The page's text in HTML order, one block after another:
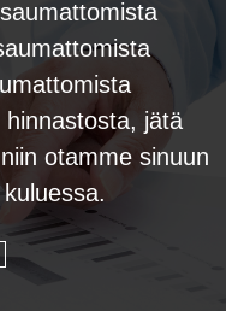
hinnastosta, jätä
otamme sinuun